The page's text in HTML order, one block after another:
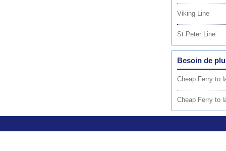
Viking Line
St Peter Line
Besoin de
Cheap Ferry to
Cheap Ferry to